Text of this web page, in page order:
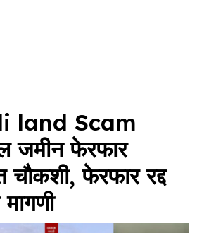
land Scam
जमीन फेरफार
चौकशी, फेरफार रद्द